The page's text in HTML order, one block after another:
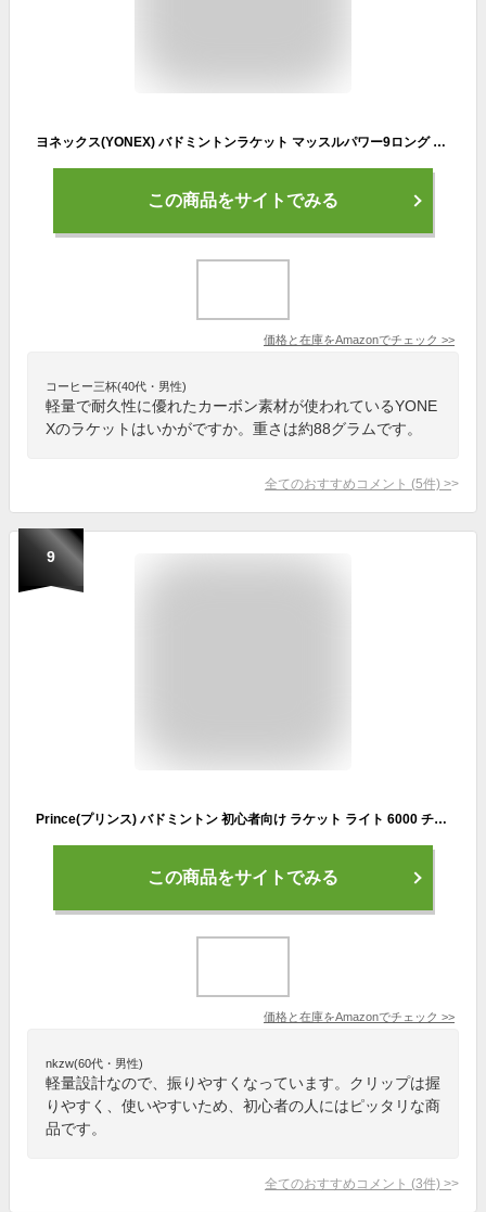
ヨネックス(YONEX) バドミントンラケット マッスルパワー9ロング フルカーボン マッスルパワーフレーム ブラック(007) MP9LG
この商品をサイトでみる
価格と在庫をAmazonでチェック >>
コーヒー三杯(40代・男性)
軽量で耐久性に優れたカーボン素材が使われているYONE
Xのラケットはいかがですか。重さは約88グラムです。
全てのおすすめコメント (5件) >
9
Prince(プリンス) バドミントン 初心者向け ラケット ライト 6000 チタン 【ガット張上げ済】 グリップサイズG5 ブラック×メタリックブルー 7BJ053
この商品をサイトでみる
価格と在庫をAmazonでチェック >>
nkzw(60代・男性)
軽量設計なので、振りやすくなっています。クリップは握
りやすく、使いやすいため、初心者の人にはピッタリな商
品です。
全てのおすすめコメント (3件) >